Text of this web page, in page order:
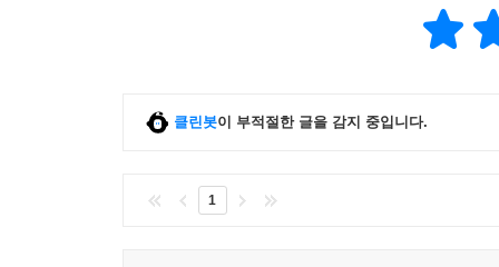
클린봇이 부적절한 글을 감지 중입니다.
1